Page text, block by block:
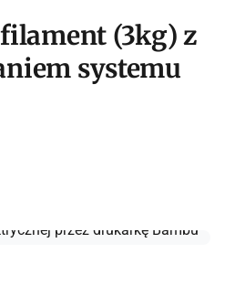
(3kg) z
systemu